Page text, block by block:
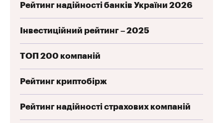
Рейтинг надійності банків України 2026
Інвестиційний рейтинг – 2025
ТОП 200 компаній
Рейтинг криптобірж
Рейтинг надійності страхових компаній